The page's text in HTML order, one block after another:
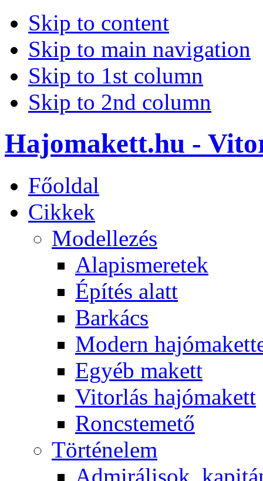
Skip to content
Skip to main navigation
Skip to 1st column
Skip to 2nd column
Hajomakett.hu -
Főoldal
Cikkek
Modellezés
Alapismeretek
Építés alatt
Barkács
Modern
Egyéb makett
Vitorlás hajómakett
Roncstemető
Történelem
Admirálisok,